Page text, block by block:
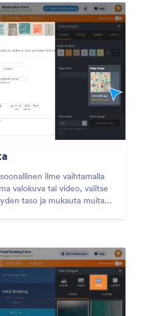
ilme vaihtamalla
valokuva tai video, valitse
taso ja mukauta muita